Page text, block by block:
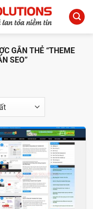
GẮN THẺ “THEME
SEO”